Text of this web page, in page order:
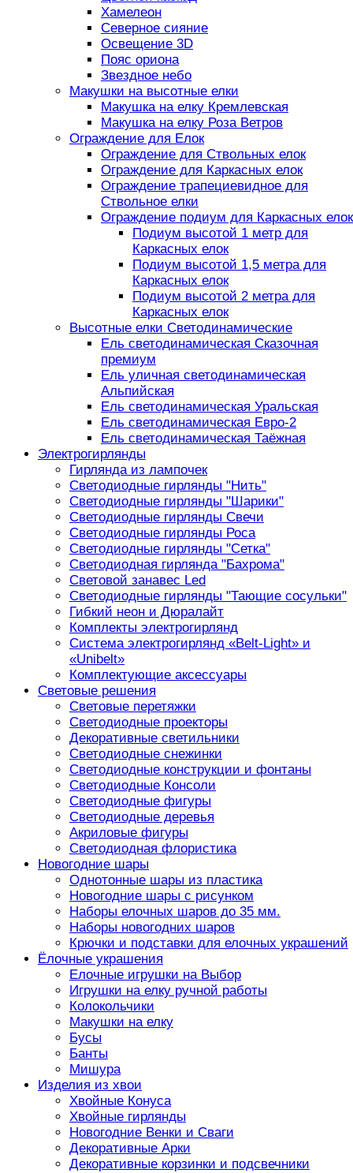
Хамелеон
Северное сияние
Освещение 3D
Пояс ориона
Звездное небо
Макушки на высотные елки
Макушка на елку Кремлевская
Макушка на елку Роза Ветров
Ограждение для Елок
Ограждение для Ствольных елок
Ограждение для Каркасных елок
Ограждение трапециевидное для
Ствольное елки
Ограждение подиум для Каркасных елок
Подиум высотой 1 метр для
Каркасных елок
Подиум высотой 1,5 метра для
Каркасных елок
Подиум высотой 2 метра для
Каркасных елок
Высотные елки Светодинамические
Ель светодинамическая Сказочная
премиум
Ель уличная светодинамическая
Альпийская
Ель светодинамическая Уральская
Ель светодинамическая Евро-2
Ель светодинамическая Таёжная
Электрогирлянды
Гирлянда из лампочек
Светодиодные гирлянды "Нить"
Светодиодные гирлянды "Шарики"
Светодиодные гирлянды Свечи
Светодиодные гирлянды Роса
Светодиодные гирлянды "Сетка"
Светодиодная гирлянда "Бахрома"
Световой занавес Led
Светодиодные гирлянды "Тающие сосульки"
Гибкий неон и Дюралайт
Комплекты электрогирлянд
Система электрогирлянд «Belt-Light» и
«Unibelt»
Комплектующие аксессуары
Световые решения
Световые перетяжки
Светодиодные проекторы
Декоративные светильники
Светодиодные снежинки
Светодиодные конструкции и фонтаны
Светодиодные Консоли
Светодиодные фигуры
Светодиодные деревья
Акриловые фигуры
Светодиодная флористика
Новогодние шары
Однотонные шары из пластика
Новогодние шары с рисунком
Наборы елочных шаров до 35 мм.
Наборы новогодних шаров
Крючки и подставки для елочных украшений
Ёлочные украшения
Елочные игрушки на Выбор
Игрушки на елку ручной работы
Колокольчики
Макушки на елку
Бусы
Банты
Мишура
Изделия из хвои
Хвойные Конуса
Хвойные гирлянды
Новогодние Венки и Сваги
Декоративные Арки
Декоративные корзинки и подсвечники